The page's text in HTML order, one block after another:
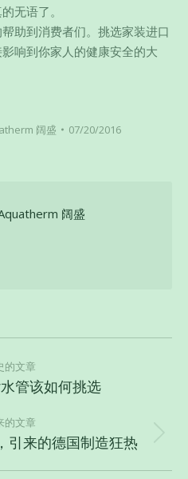
无语了。
助到消费者们。挑选家装进口
响到你家人的健康安全的大
阔盛 07/20/2016
阔盛
的文章
历
的
文
管该如何挑选
的文章
未
引来的德国制造狂热